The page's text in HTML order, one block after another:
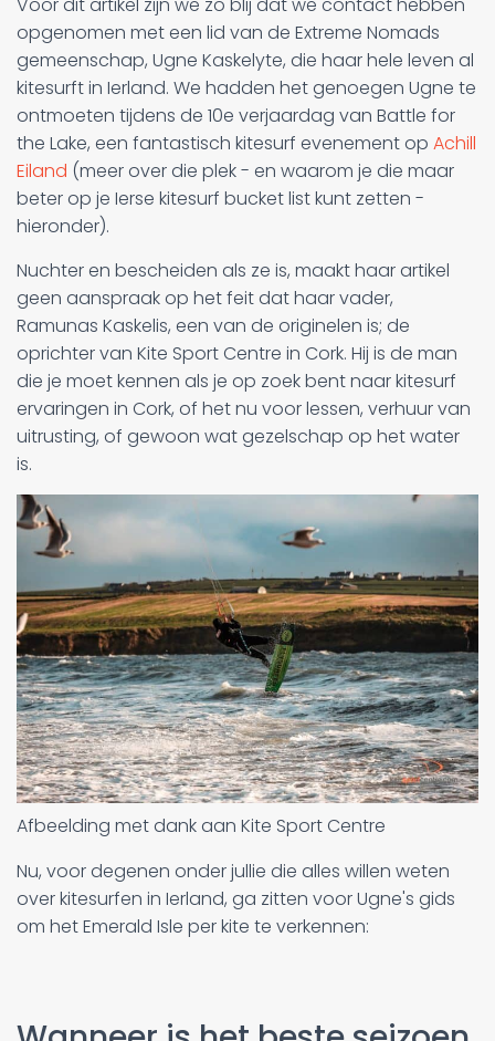
opgenomen met een lid van de Extreme Nomads
gemeenschap, Ugne Kaskelyte, die haar hele leven al
kitesurft in Ierland. We hadden het genoegen Ugne te
ontmoeten tijdens de 10e verjaardag van Battle for
the Lake, een fantastisch kitesurf evenement op Achill
Eiland (meer over die plek - en waarom je die maar
beter op je Ierse kitesurf bucket list kunt zetten -
hieronder).
Nuchter en bescheiden als ze is, maakt haar artikel
geen aanspraak op het feit dat haar vader,
Ramunas Kaskelis, een van de originelen is; de
oprichter van Kite Sport Centre in Cork. Hij is de man
die je moet kennen als je op zoek bent naar kitesurf
ervaringen in Cork, of het nu voor lessen, verhuur van
uitrusting, of gewoon wat gezelschap op het water
is.
Afbeelding met dank aan Kite Sport Centre
Nu, voor degenen onder jullie die alles willen weten
over kitesurfen in Ierland, ga zitten voor Ugne's gids
om het Emerald Isle per kite te verkennen: